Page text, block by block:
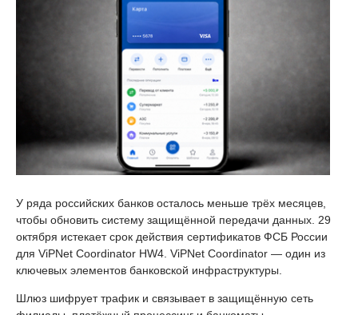
У ряда российских банков осталось меньше трёх месяцев,
чтобы обновить систему защищённой передачи данных. 29
октября истекает срок действия сертификатов ФСБ России
для ViPNet Coordinator HW4. ViPNet Coordinator — один из
ключевых элементов банковской инфраструктуры.
Шлюз шифрует трафик и связывает в защищённую сеть